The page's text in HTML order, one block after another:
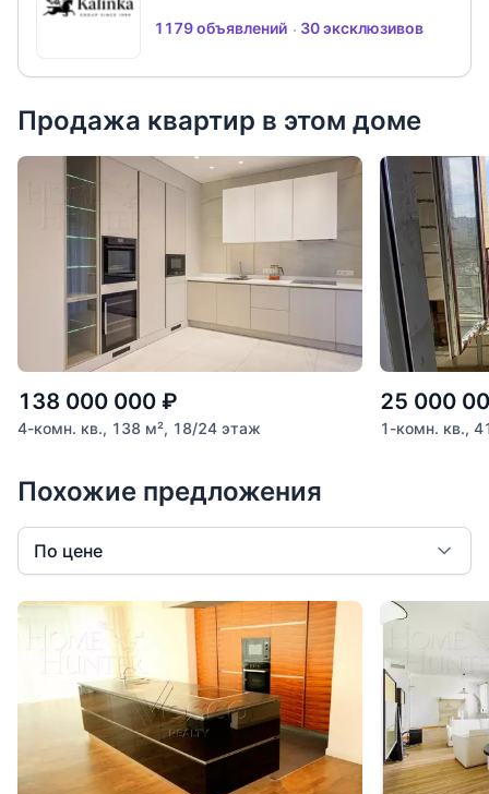
1179 объявлений 30 эксклюзивов
Продажа квартир в этом доме
138 000 000 ₽
4-комн. кв., 138 м², 18/24 этаж
25 000
1-комн. кв.,
Похожие предложения
По цене